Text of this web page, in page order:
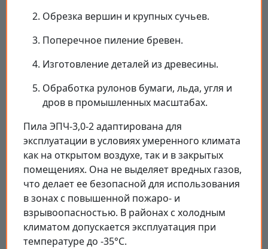
Обрезка вершин и крупных сучьев.
Поперечное пиление бревен.
Изготовление деталей из древесины.
Обработка рулонов бумаги, льда, угля и
дров в промышленных масштабах.
Пила ЭПЧ-3,0-2 адаптирована для
эксплуатации в условиях умеренного климата
как на открытом воздухе, так и в закрытых
помещениях. Она не выделяет вредных газов,
что делает ее безопасной для использования
в зонах с повышенной пожаро- и
взрывоопасностью. В районах с холодным
климатом допускается эксплуатация при
температуре до -35°C.